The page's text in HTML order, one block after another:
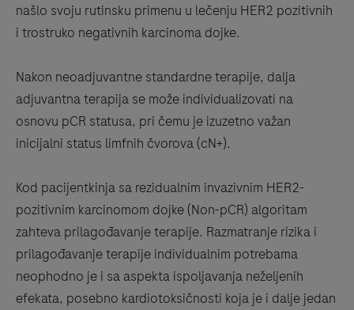
našlo svoju rutinsku primenu u lečenju HER2 pozitivnih
i trostruko negativnih karcinoma dojke.
Nakon neoadjuvantne standardne terapije, dalja
adjuvantna terapija se može individualizovati na
osnovu pCR statusa, pri čemu je izuzetno važan
inicijalni status limfnih čvorova (cN+).
Kod pacijentkinja sa rezidualnim invazivnim HER2-
pozitivnim karcinomom dojke (Non-pCR) algoritam
zahteva prilagođavanje terapije. Razmatranje rizika i
prilagođavanje terapije individualnim potrebama
neophodno je i sa aspekta ispoljavanja neželjenih
efekata, posebno kardiotoksičnosti koja je i dalje jedan